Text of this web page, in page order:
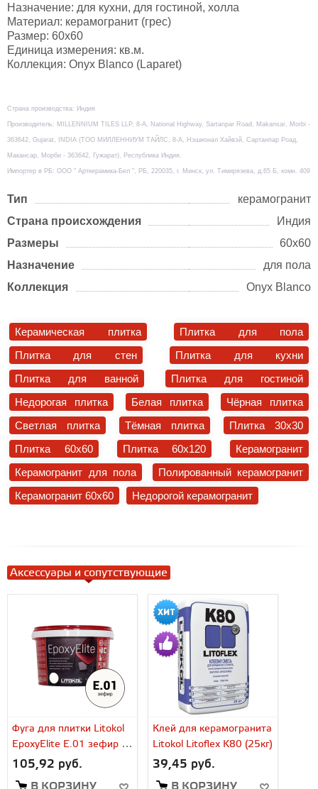
Назначение: для кухни, для гостиной, холла
Материал: керамогранит (грес)
Размер: 60х60
Единица измерения: кв.м.
Коллекция: Onyx Blanco (Laparet)
Страна производства: Индия
Производитель: MILLENNIUM TILES LLP, 8-А, National Highway, Sartanpar Road, Makansar, Morbi -
363642, Gujarat, INDIA (TOO МИЛЛЕННИУМ ТАЙЛС, 8-А, Нэшионал Хайвэй, Сартанпар Роад,
Макансар, Морби - 363642, Гужарат), Республика Индия.
Импортер в РБ: ООО " Арткерамика-Бел ", РБ, 220035, г. Минск, ул. Тимирязева, д.65 Б, комн. 409
Тип
керамогранит
Страна происхождения
Индия
Размеры
60х60
Назначение
для пола
Коллекция
Onyx Blanco
Керамическая плитка
Плитка для пола
Плитка для стен
Плитка для кухни
Плитка для ванной
Плитка для гостиной
Недорогая плитка
Белая плитка
Чёрная плитка
Светлая плитка
Тёмная плитка
Плитка 30x30
Плитка 60x60
Плитка 60x120
Керамогранит
Керамогранит для пола
Полированный керамогранит
Керамогранит 60x60
Недорогой керамогранит
Аксессуары и сопутствующие
Фуга для плитки Litokol
EpoxyElite E.01 зефир (2
кг)
105,92 руб.
Клей для керамогранита
Litokol Litoflex K80 (25кг)
39,45 руб.